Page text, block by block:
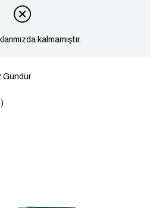
kalmamıştır.
Gündür